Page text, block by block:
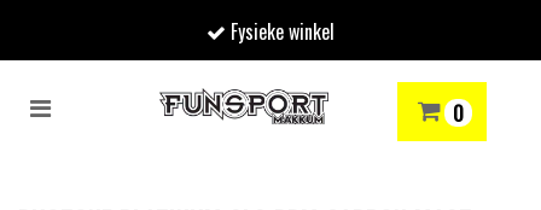
Fysieke winkel
Toggle
0
SKIËN WINTERSPORTSHOP